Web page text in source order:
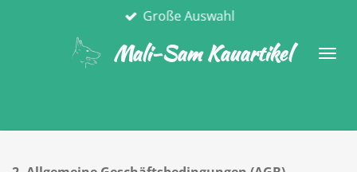
Hauptinhalt
Mali-Sam Kauartikel
Große Auswahl